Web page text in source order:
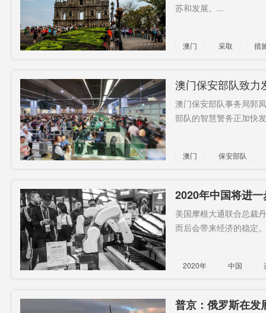
苏和发展。...
澳门 采取 措
澳门保安部队致力
澳门保安部队事务局郭
部队的智慧警务正加快
澳门 保安部队
2020年中国将进
美国摩根大通联合总裁
而后会带来经济的稳定
2020年 中国
普京：俄罗斯在发